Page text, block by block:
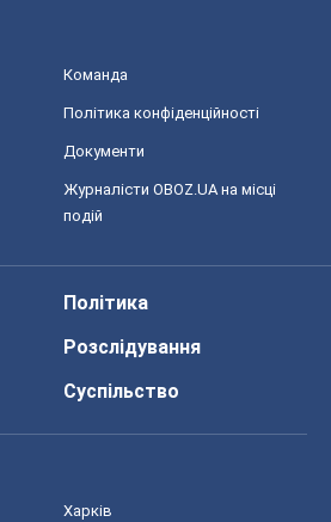
Команда
Політика конфіденційності
Документи
Журналісти OBOZ.UA на місці
подій
Політика
Розслідування
Суспільство
Харків